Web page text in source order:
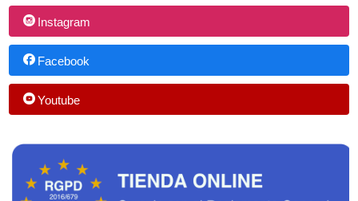
Instagram
Facebook
Youtube